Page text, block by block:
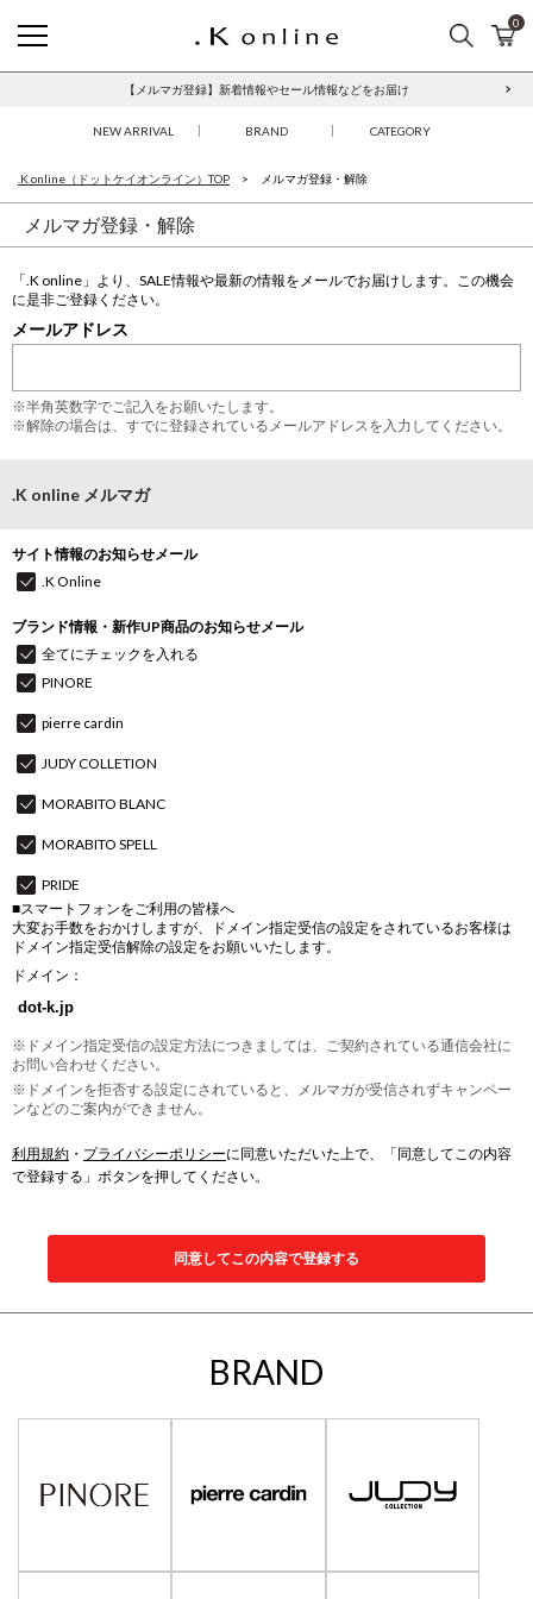
検索 カ
0
【メルマガ登録】新着情報やセール情報などをお届け
NEW ARRIVAL BRAND CATEGORY
.K online（ドットケイオンライン）TOP メルマガ登録・解除
メルマガ登録・解除
「.K online」より、SALE情報や最新の情報をメールでお届けします。この機会
に是非ご登録ください。
メールアドレス
※半角英数字でご記入をお願いたします。
※解除の場合は、すでに登録されているメールアドレスを入力してください。
.K online メルマガ
サイト情報のお知らせメール
.K Online
ブランド情報・新作UP商品のお知らせメール
全てにチェックを入れる
PINORE
pierre cardin
JUDY COLLETION
MORABITO BLANC
MORABITO SPELL
PRIDE
■スマートフォンをご利用の皆様へ
大変お手数をおかけしますが、ドメイン指定受信の設定をされているお客様は
ドメイン指定受信解除の設定をお願いいたします。
ドメイン：
※ドメイン指定受信の設定方法につきましては、ご契約されている通信会社に
お問い合わせください。
※ドメインを拒否する設定にされていると、メルマガが受信されずキャンペー
ンなどのご案内ができません。
利用規約 ・ プライバシーポリシーに同意いただいた上で、「同意してこの内容
で登録する」ボタンを押してください。
同意してこの内容で登録する
BRAND